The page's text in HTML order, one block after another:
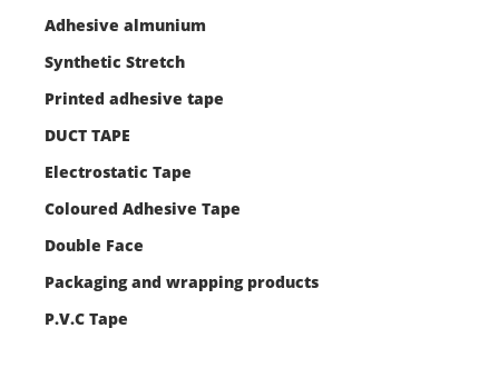
Adhesive almunium
Synthetic Stretch
Printed adhesive tape
DUCT TAPE
Electrostatic Tape
Coloured Adhesive Tape
Double Face
Packaging and wrapping products
P.V.C Tape